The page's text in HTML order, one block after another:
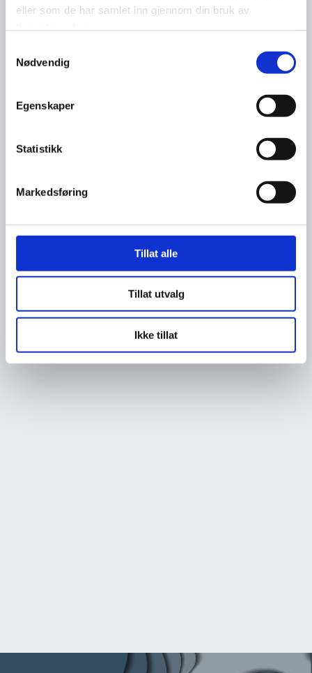
eller som de har samlet inn gjennom din bruk av
Nødvendig
Egenskaper
Statistikk
Markedsføring
Tillat alle
Tillat utvalg
Ikke tillat